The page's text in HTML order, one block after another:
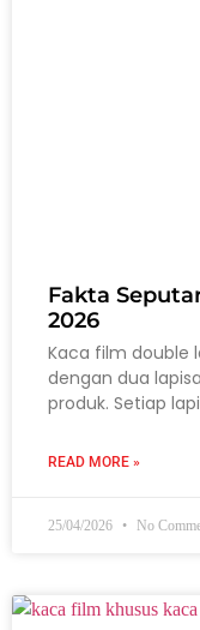
Fakta
2026
Kaca film double
dengan dua
produk. Setiap
READ MORE »
25/04/2026 No